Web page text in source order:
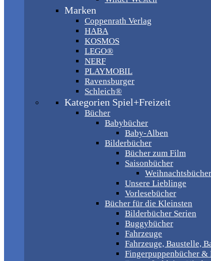
Marken
Coppenrath Verlag
HABA
KOSMOS
LEGO®
NERF
PLAYMOBIL
Ravensburger
Schleich®
Kategorien Spiel+Freizeit
Bücher
Babybücher
Baby-Alben
Bilderbücher
Bücher zum Film
Saisonbücher
Weihnachtsbücher
Unsere Lieblinge
Vorlesebücher
Bücher für die Kleinsten
Bilderbücher Serien
Buggybücher
Fahrzeuge
Fahrzeuge, Baustelle,
Fingerpuppenbücher &